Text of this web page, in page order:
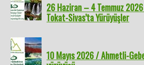
26 Haziran – 4 Temmuz
Tokat-Sivas’ta Yürüyüşler
10 Mayıs 2026 / Ahmetli-